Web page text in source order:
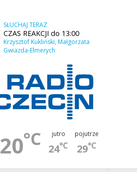
SŁUCHAJ TERAZ
CZAS REAKCJI do 13:00
Krzysztof Kukliński, Małgorzata
Gwiazda-Elmerych
20°C jutro
24°C
pojutrze
29°C